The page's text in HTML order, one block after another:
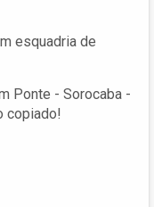
esquadria de
Ponte - Sorocaba -
copiado!